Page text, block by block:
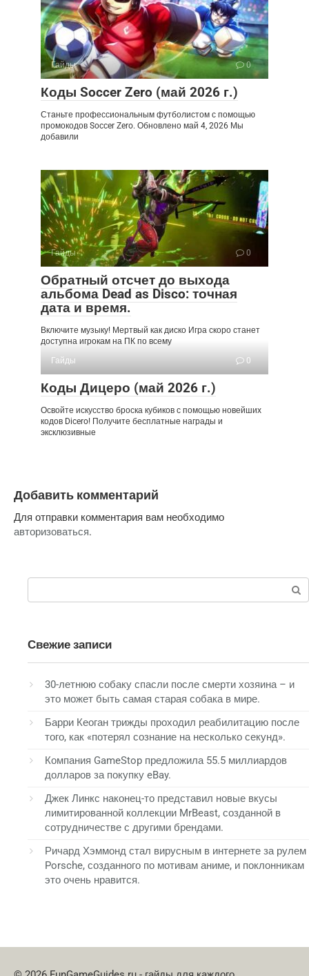
Гайды 0
Коды Soccer Zero (май 2026 г.)
Станьте профессиональным футболистом с помощью
промокодов Soccer Zero. Обновлено май 4, 2026 Мы
добавили
Гайды 0
Обратный отсчет до выхода
альбома Dead as Disco: точная
дата и время.
Включите музыку! Мертвый как диско Игра скоро станет
доступна игрокам на ПК по всему
Гайды
0
Коды Дицеро (май 2026 г.)
Освойте искусство броска кубиков с помощью новейших
кодов Dicero! Получите бесплатные награды и
эксклюзивные
Добавить комментарий
Для отправки комментария вам необходимо
авторизоваться.
Свежие записи
30-летнюю собаку спасли после смерти хозяина – и
это может быть самая старая собака в мире.
Барри Кеоган трижды проходил реабилитацию после
того, как «потерял сознание на несколько секунд».
Компания GameStop предложила 55.5 миллиардов
долларов за покупку eBay.
Джек Линкс наконец-то представил новые вкусы
лимитированной коллекции MrBeast, созданной в
сотрудничестве с другими брендами.
Ричард Хэммонд стал вирусным в интернете за рулем
Porsche, созданного по мотивам аниме, и поклонникам
это очень нравится.